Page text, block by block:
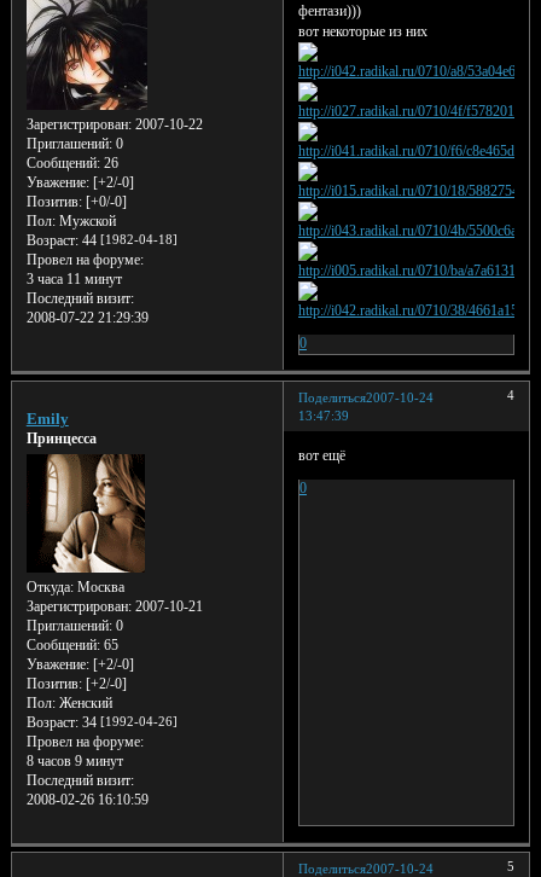
Зарегистрирован: 2007-10-22
Приглашений:0
Сообщений:26
Уважение: [+2/-0]
Позитив: [+0/-0]
Пол:Мужской
Возраст:44 [1982-04-18]
Провел на форуме:
3 часа 11 минут
Последний визит:
2008-07-22 21:29:39
фентази)))
вот некоторые из них
0
Поделиться 4
2007-10-24
13:47:39
Emily
Принцесса
Откуда:Москва
Зарегистрирован: 2007-10-21
Приглашений:0
Сообщений:65
Уважение: [+2/-0]
Позитив: [+2/-0]
Пол:Женский
Возраст:34 [1992-04-26]
Провел на форуме:
8 часов 9 минут
Последний визит:
2008-02-26 16:10:59
вот ещё
0
Поделиться 5
2007-10-24